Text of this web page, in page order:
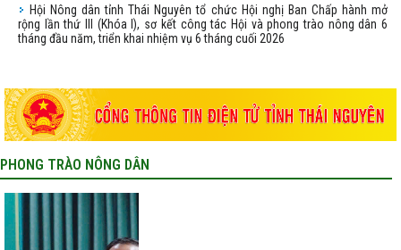
Hội Nông dân tỉnh Thái Nguyên tổ chức Hội nghị Ban Chấp hành mở
rộng lần thứ III (Khóa I), sơ kết công tác Hội và phong trào nông dân 6
PHONG TRÀO NÔNG DÂN